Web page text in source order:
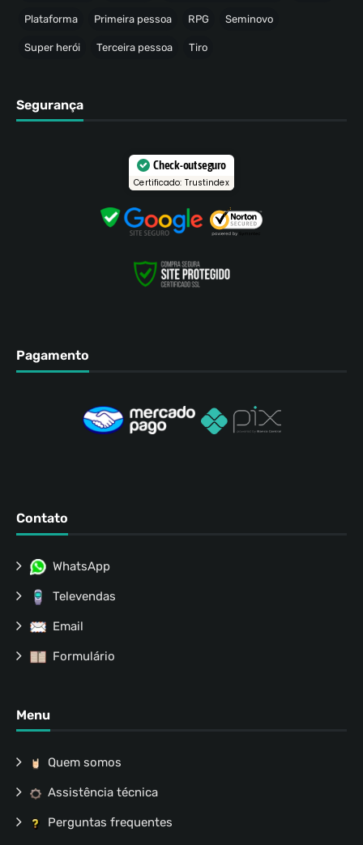
Plataforma Primeira pessoa RPG Seminovo
Super herói Terceira pessoa Tiro
Segurança
Check-out seguro
Certificado: Trustindex
Pagamento
Contato
WhatsApp
Televendas
Email
Formulário
Menu
Quem somos
Assistência técnica
Perguntas frequentes